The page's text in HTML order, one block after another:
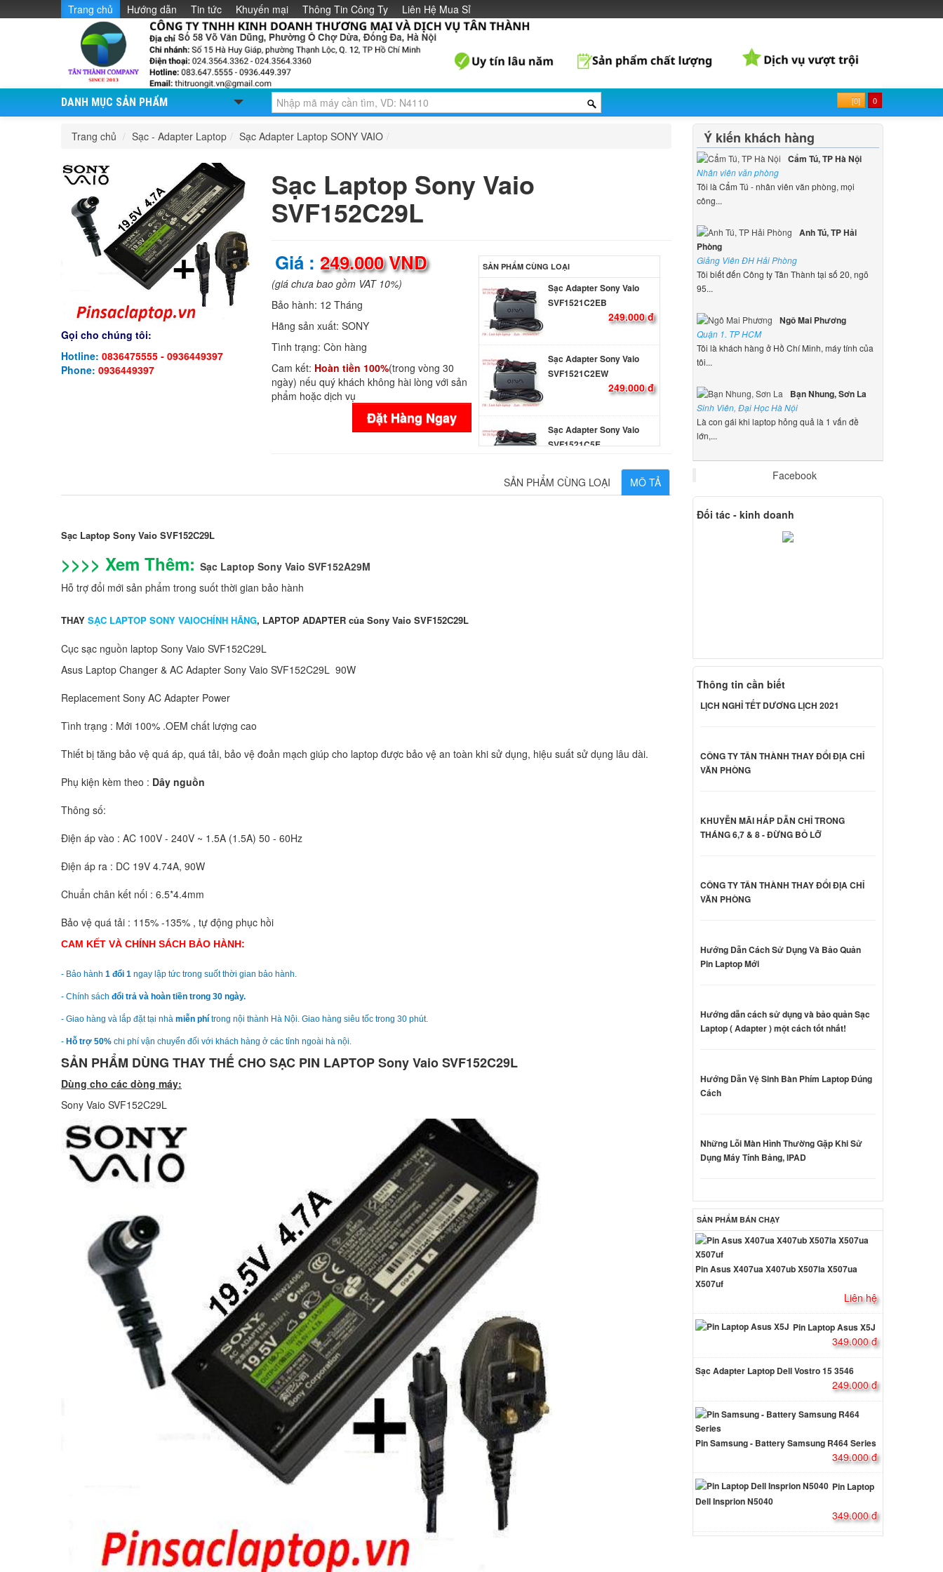
Trang chủ Hướng dẫn Tin tức Khuyến mại Thông Tin Công Ty Liên Hệ Mua Sỉ
DANH MỤC SẢN PHẨM [0] 0
Trang chủ / Sạc - Adapter Laptop / Sạc Adapter Laptop SONY VAIO /
Gọi cho chúng tôi:
Hotline: 0836475555 - 0936449397
Phone: 0936449397
Sạc Laptop Sony Vaio
SVF152C29L
Giá : 249.000 VND
(giá chưa bao gồm VAT 10%)
Bảo hành: 12 Tháng
Hãng sản xuất: SONY
Tình trạng: Còn hàng
Cam kết: Hoàn tiền 100%(trong vòng 30
ngày) nếu quý khách không hài lòng với sản
phẩm hoặc dịch vụ
Đặt Hàng Ngay
SẢN PHẨM CÙNG LOẠI
Sạc Adapter Sony Vaio
SVF1521C2EB
249.000 đ
Sạc Adapter Sony Vaio
SVF1521C2EW
249.000 đ
Sạc Adapter Sony Vaio
SVF1521C5E
MÔ TẢ
SẢN PHẨM CÙNG LOẠI
Sạc Laptop Sony Vaio SVF152C29L
>>>> Xem Thêm: Sạc Laptop Sony Vaio SVF152A29M
Hỗ trợ đổi mới sản phẩm trong suốt thời gian bảo hành
THAY SẠC LAPTOP SONY VAIOCHÍNH HÃNG, LAPTOP ADAPTER của Sony Vaio SVF152C29L
Cục sạc nguồn laptop Sony Vaio SVF152C29L
Asus Laptop Changer & AC Adapter Sony Vaio SVF152C29L 90W
Replacement Sony AC Adapter Power
Tình trạng : Mới 100% .OEM chất lượng cao
Thiết bị tăng bảo vệ quá áp, quá tải, bảo vệ đoản mạch giúp cho laptop được bảo vệ an toàn khi sử dụng, hiệu suất sử dụng lâu dài.
Phụ kiện kèm theo : Dây nguồn
Thông số:
Điện áp vào : AC 100V - 240V ~ 1.5A (1.5A) 50 - 60Hz
Điện áp ra : DC 19V 4.74A, 90W
Chuẩn chân kết nối : 6.5*4.4mm
Bảo vệ quá tải : 115% -135% , tự động phục hồi
CAM KẾT VÀ CHÍNH SÁCH BẢO HÀNH:
- Bảo hành 1 đổi 1 ngay lập tức trong suốt thời gian bảo hành.
- Chính sách đổi trả và hoàn tiền trong 30 ngày.
- Giao hàng và lắp đặt tại nhà miễn phí trong nội thành Hà Nội. Giao hàng siêu tốc trong 30 phút.
- Hỗ trợ 50% chi phí vận chuyển đối với khách hàng ở các tỉnh ngoài hà nội.
SẢN PHẨM DÙNG THAY THẾ CHO SẠC PIN LAPTOP Sony Vaio SVF152C29L
Dùng cho các dòng máy:
Sony Vaio SVF152C29L
Ý kiến khách hàng
Cẩm Tú, TP Hà Nội
Nhân viên văn phòng
Tôi là Cẩm Tú - nhân viên văn phòng, mọi
công...
Anh Tú, TP Hải
Phòng
Giảng Viên ĐH Hải Phòng
Tôi biết đến Công ty Tân Thành tại số 20, ngõ
95...
Ngô Mai Phương
Quận 1. TP HCM
Tôi là khách hàng ở Hồ Chí Minh, máy tính của
tôi...
Bạn Nhung, Sơn La
Sinh Viên, Đại Học Hà Nội
Là con gái khi laptop hỏng quả là 1 vấn đề
lớn,...
Facebook
Đối tác - kinh doanh
Thông tin cần biết
LỊCH NGHỈ TẾT DƯƠNG LỊCH 2021
CÔNG TY TÂN THÀNH THAY ĐỔI ĐỊA CHỈ
VĂN PHÒNG
KHUYỄN MÃI HẤP DẪN CHỈ TRONG
THÁNG 6,7 & 8 - ĐỪNG BỎ LỠ
CÔNG TY TÂN THÀNH THAY ĐỔI ĐỊA CHỈ
VĂN PHÒNG
Hướng Dẫn Cách Sử Dụng Và Bảo Quản
Pin Laptop Mới
Hướng dẫn cách sử dụng và bảo quản Sạc
Laptop ( Adapter ) một cách tốt nhất!
Hướng Dẫn Vệ Sinh Bàn Phím Laptop Đúng
Cách
Những Lỗi Màn Hình Thường Gặp Khi Sử
Dụng Máy Tính Bảng, IPAD
SẢN PHẨM BÁN CHẠY
Pin Asus X407ua X407ub X507la X507ua
X507uf
Liên hệ
Pin Laptop Asus X5J
349.000 đ
Sạc Adapter Laptop Dell Vostro 15 3546
249.000 đ
Pin Samsung - Battery Samsung R464 Series
349.000 đ
Pin Laptop
Dell Insprion N5040
349.000 đ